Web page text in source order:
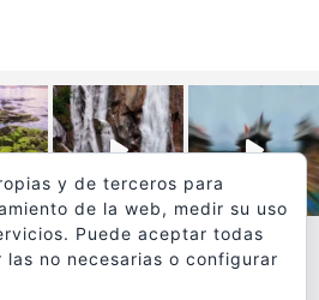
y de terceros para
de la web, medir su uso
Puede aceptar todas
las no necesarias o configurar